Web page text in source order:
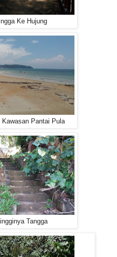
Ke Hujung
Kawasan Pantai Pula
Tangga